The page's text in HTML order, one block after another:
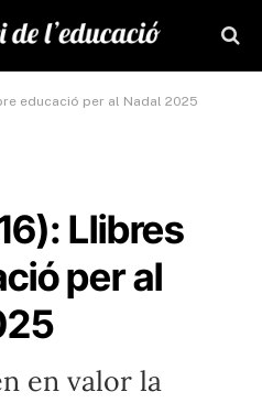
educació per al Nadal 2025
Llibres
per al
en valor la